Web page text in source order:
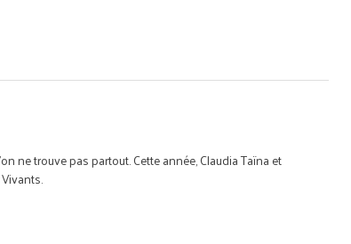
ne trouve pas partout. Cette année, Claudia Taïna et